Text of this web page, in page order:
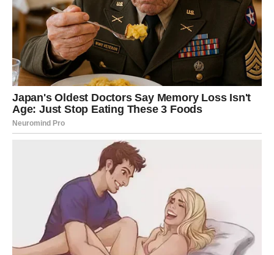
potrebne sledeće komponente:
200 grama keksa tipa „petit beurre“ –poznatog po
svom neutralnom ukusu i savršenoj teksturi koja
dobro upija mleko
500 ml slatkog vrhnja za šlag –za pripremu osnove
kreme
1 kesica kreme s ukusom vanile
aromatičan ton čitavom desertu
4 do 5 svežih breskvi
za voćni, sočni sloj koji unosi
svežinu i kontrast
200 ml dodatnog slatkog vrhnja
za finalni sloj iznad